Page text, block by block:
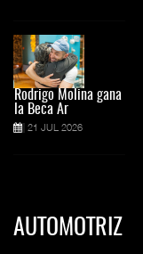
Rodrigo Molina gana
la Beca Ar
21 JUL 2026
AUTOMOTRIZ